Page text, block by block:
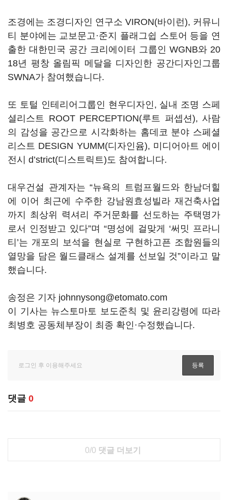
조경에는 조경디자인 연구소 VIRON(바이런), 커뮤니
티 분야에는 교보문고·준지 플래그쉽 스토어 등을 연
출한 대한민국 공간 크리에이터 그룹인 WGNB와 20
18년 평창 올림픽 메달을 디자인한 공간디자인그룹
SWNA가 참여했습니다.
또 토털 인테리어그룹인 현우디자인, 실내 조명 스페
셜리스트 ROOT PERCEPTION(루트 퍼셉션), 사람
의 감성을 공간으로 시각화하는 홈데코 분야 스페셜
리스트 DESIGN YUMM(디자인윰), 미디어아트 에이
전시 d’strict(디스트릭트)도 참여합니다.
대우건설 관계자는 “뉴욕의 트럼프월드와 한남더힐
에 이어 최근에 수주한 강남원효성빌라 재건축사업
까지 최상위 력셔리 주거문화를 선도하는 주택명가
로서 인정받고 있다”며 “명성에 걸맞게 ‘써밋 프라니
티’는 개포의 보석을 현실로 구현하고픈 조합원들의
열망을 담은 월드클래스 설계를 선보일 것”이라고 말
했습니다.
송정은 기자 johnnysong@etomato.com
이 기사는 뉴스토마토 보도준칙 및 윤리강령에 따라
최병호 공동체부장이 최종 확인·수정했습니다.
댓글 0
0/0 댓글 더보기